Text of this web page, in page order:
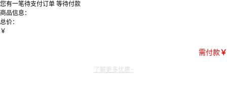
您有一笔待支付订单 等待付款
商品信息：
总价：
￥
需付款￥
了解更多优惠~